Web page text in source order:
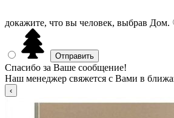
докажите, что вы человек, выбрав Дом.
Спасибо за Ваше сообщение!
Наш менеджер свяжется с Вами в